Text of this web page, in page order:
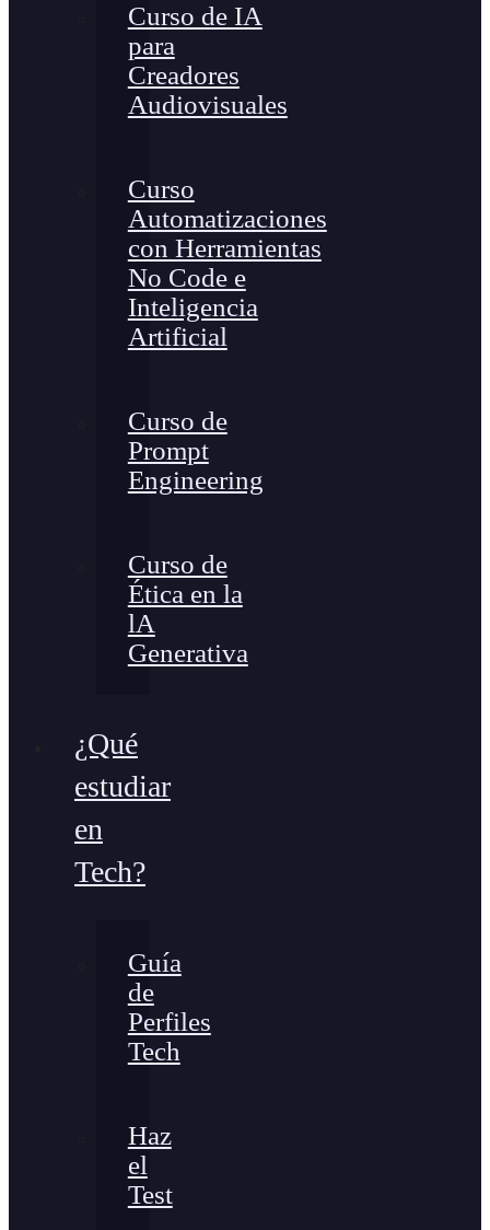
Curso de IA
para
Creadores
Audiovisuales
Curso
Automatizaciones
con Herramientas
No Code e
Inteligencia
Artificial
Curso de
Prompt
Engineering
Curso de
Ética en la
lA
Generativa
¿Qué
estudiar
en
Tech?
Guía
de
Perfiles
Tech
Haz
el
Test